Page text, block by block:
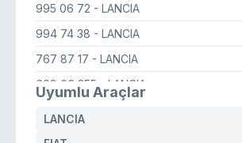
995 06 72 - LANCIA
994 74 38 - LANCIA
767 87 17 - LANCIA
608 06 355 - LANCIA
Uyumlu Araçlar
LANCIA